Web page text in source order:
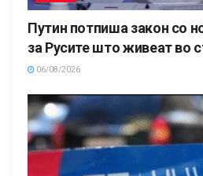
Путин потпиша закон со
за Русите што живеат во
06/08/2026